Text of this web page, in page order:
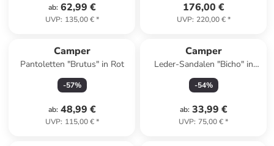
ab: 62,99 €
UVP: 135,00 €*
176,00 €
UVP: 220,00 €*
Camper
Pantoletten "Brutus" in Rot
-57%
ab: 48,99 €
UVP: 115,00 €*
Camper
Leder-Sandalen "Bicho" in
Rosa
-54%
ab: 33,99 €
UVP: 75,00 €*